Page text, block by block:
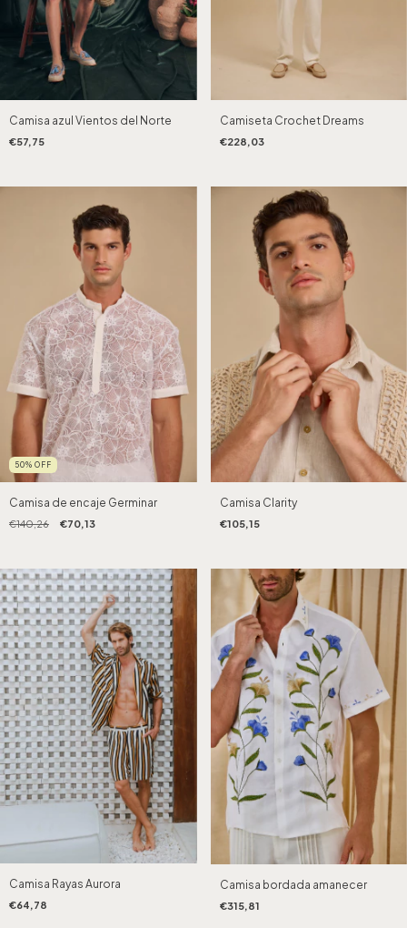
Camisa azul Vientos del Norte
€57,75
Camiseta Crochet Dreams
€228,03
50% OFF
Camisa de encaje Germinar
€140,26 €70,13
Camisa Clarity
€105,15
Camisa Rayas Aurora
€64,78
Camisa bordada amanecer
€315,81